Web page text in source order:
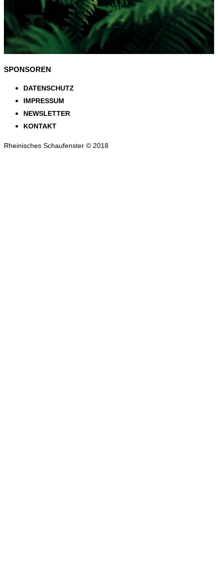
SPONSOREN
DATENSCHUTZ
IMPRESSUM
NEWSLETTER
KONTAKT
Rheinisches Schaufenster © 2018